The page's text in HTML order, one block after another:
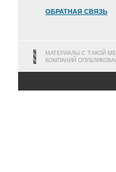
ОБРАТНАЯ СВЯЗЬ
МАТЕРИАЛЫ С ТАКОЙ
КОМПАНИЙ